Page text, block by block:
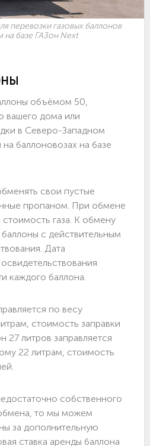
перевозки газовых баллонов
на базе ГАЗон Next
объёмом 50,
вашего дома или
в Северо-Западном
баллоновозах на базе
свои пустые
пропаном. При обмене
стоимость газа. К обмену
с действительным
Дата
каждого баллона.
по весу
стоимость заправки
27 литров заправляется
22 литрам, стоимость
собственного
то мы можем
за дополнительную
ставка аренды баллона